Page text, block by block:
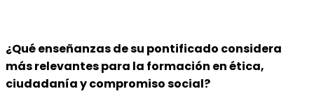
¿Qué enseñanzas de su pontificado considera
más relevantes para la formación en ética,
ciudadanía y compromiso social?